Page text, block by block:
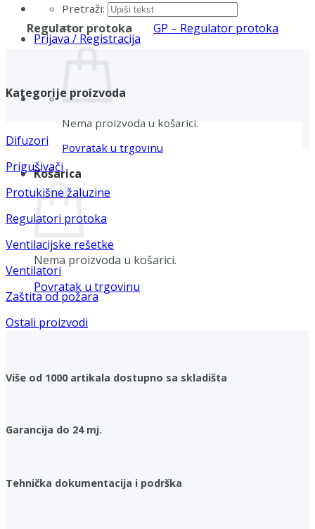
Pretraži:
Prijava / Registracija
Nema proizvoda u košarici.
Povratak u trgovinu
Košarica
Nema proizvoda u košarici.
Povratak u trgovinu
Regulator protoka GP – Regulator protoka
Kategorije proizvoda
Difuzori
Prigušivači
Protukišne žaluzine
Regulatori protoka
Ventilacijske rešetke
Ventilatori
Zaštita od požara
Ostali proizvodi
Više od 1000 artikala dostupno sa skladišta
Garancija do 24 mj.
Tehnička dokumentacija i podrška